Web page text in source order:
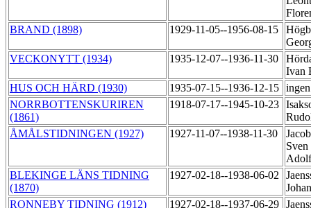
BRAND (1898)
1929-11-05--1956-08-15
VECKONYTT (1934)
1935-12-07--1936-11-30
Ivan
HUS OCH HÄRD (1930)
1935-07-15--1936-12-15
NORRBOTTENSKURIREN
(1861)
1918-07-17--1945-10-23
ÅMÅLSTIDNINGEN (1927)
1927-11-07--1938-11-30
BLEKINGE LÄNS TIDNING
(1870)
1927-02-18--1938-06-02
RONNEBY TIDNING (1912)
1927-02-18--1937-06-29